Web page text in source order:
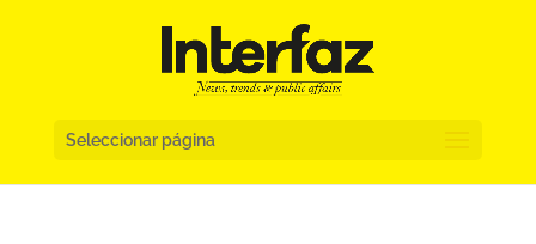
Seleccionar página